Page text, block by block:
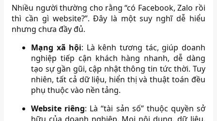
Nhiều người thường cho rằng “có Facebook, Zalo rồi
thì cần gì website?”. Đây là một suy nghĩ dễ hiểu
nhưng chưa đầy đủ.
Mạng xã hội: Là kênh tương tác, giúp doanh
nghiệp tiếp cận khách hàng nhanh, dễ dàng
tạo sự gần gũi, cập nhật thông tin tức thời. Tuy
nhiên, tất cả dữ liệu, hiển thị và thuật toán đều
phụ thuộc vào nền tảng.
Website riêng: Là “tài sản số” thuộc quyền sở